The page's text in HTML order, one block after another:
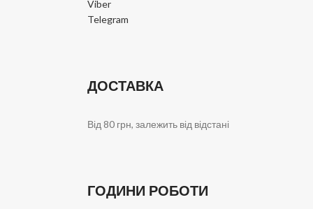
Viber
Telegram
ДОСТАВКА
Від 80 грн, залежить від відстані
ГОДИНИ РОБОТИ